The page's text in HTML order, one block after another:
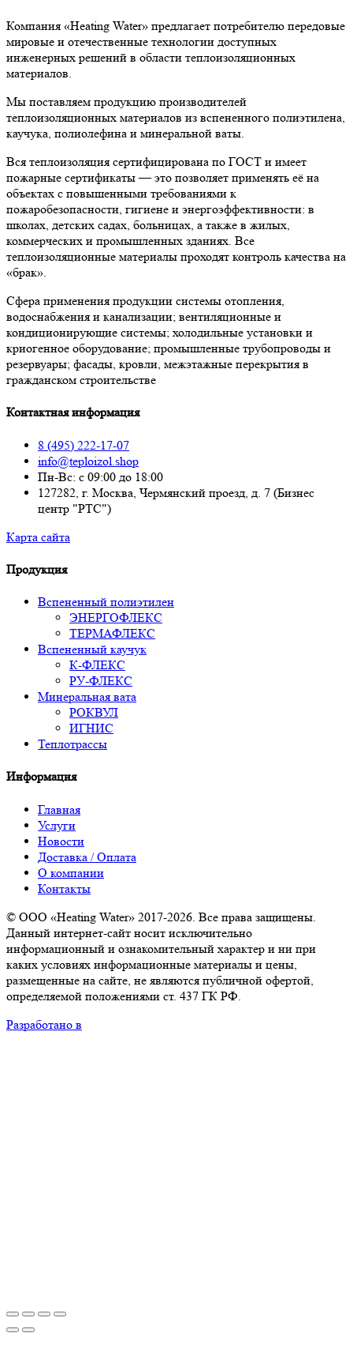
Компания «Heating Water» предлагает потребителю передовые
мировые и отечественные технологии доступных
инженерных решений в области теплоизоляционных
материалов.
Мы поставляем продукцию производителей
теплоизоляционных материалов из вспененного полиэтилена,
каучука, полиолефина и минеральной ваты.
Вся теплоизоляция сертифицирована по ГОСТ и имеет
пожарные сертификаты — это позволяет применять её на
объектах с повышенными требованиями к
пожаробезопасности, гигиене и энергоэффективности: в
школах, детских садах, больницах, а также в жилых,
коммерческих и промышленных зданиях. Все
теплоизоляционные материалы проходят контроль качества на
«брак».
Сфера применения продукции системы отопления,
водоснабжения и канализации; вентиляционные и
кондиционирующие системы; холодильные установки и
криогенное оборудование; промышленные трубопроводы и
резервуары; фасады, кровли, межэтажные перекрытия в
гражданском строительстве
Контактная информация
8 (495) 222-17-07
info@teploizol.shop
Пн-Вс: с 09:00 до 18:00
127282, г. Москва, Чермянский проезд, д. 7 (Бизнес
центр "РТС")
Карта сайта
Продукция
Вспененный полиэтилен
ЭНЕРГОФЛЕКС
ТЕРМАФЛЕКС
Вспененный каучук
К-ФЛЕКС
РУ-ФЛЕКС
Минеральная вата
РОКВУЛ
ИГНИС
Теплотрассы
Информация
Главная
Услуги
Новости
Доставка / Оплата
О компании
Контакты
© ООО «Heating Water» 2017-2026. Все права защищены.
Данный интернет-сайт носит исключительно
информационный и ознакомительный характер и ни при
каких условиях информационные материалы и цены,
размещенные на сайте, не являются публичной офертой,
определяемой положениями ст. 437 ГК РФ.
Разработано в